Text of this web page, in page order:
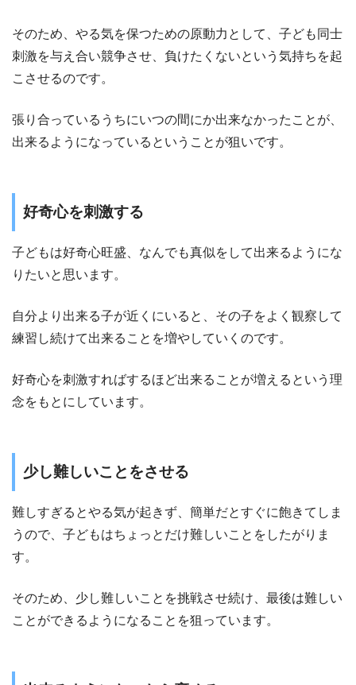
そのため、やる気を保つための原動力として、子ども同士
刺激を与え合い競争させ、負けたくないという気持ちを起
こさせるのです。
張り合っているうちにいつの間にか出来なかったことが、
出来るようになっているということが狙いです。
好奇心を刺激する
子どもは好奇心旺盛、なんでも真似をして出来るようにな
りたいと思います。
自分より出来る子が近くにいると、その子をよく観察して
練習し続けて出来ることを増やしていくのです。
好奇心を刺激すればするほど出来ることが増えるという理
念をもとにしています。
少し難しいことをさせる
難しすぎるとやる気が起きず、簡単だとすぐに飽きてしま
うので、子どもはちょっとだけ難しいことをしたがりま
す。
そのため、少し難しいことを挑戦させ続け、最後は難しい
ことができるようになることを狙っています。